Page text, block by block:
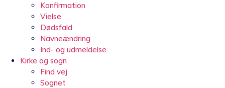
Konfirmation
Vielse
Dødsfald
Navneændring
Ind- og udmeldelse
Kirke og sogn
Find vej
Sognet